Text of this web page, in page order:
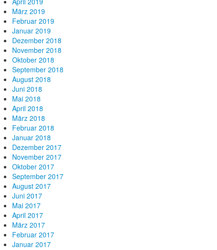
März 2019
Februar 2019
Januar 2019
Dezember 2018
November 2018
Oktober 2018
September 2018
August 2018
Juni 2018
Mai 2018
April 2018
März 2018
Februar 2018
Januar 2018
Dezember 2017
November 2017
Oktober 2017
September 2017
August 2017
Juni 2017
Mai 2017
April 2017
März 2017
Februar 2017
Januar 2017